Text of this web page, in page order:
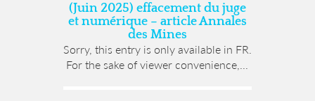
(Juin 2025) effacement du juge
et numérique – article Annales
des Mines
Sorry, this entry is only available in FR.
For the sake of viewer convenience,...